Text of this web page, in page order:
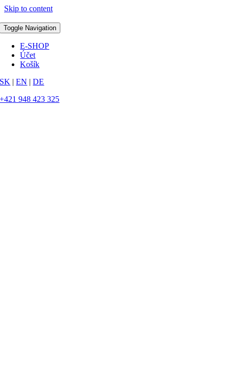
Skip to content
Toggle Navigation
E-SHOP
Účet
Košík
SK |EN |DE
+421 948 423 325